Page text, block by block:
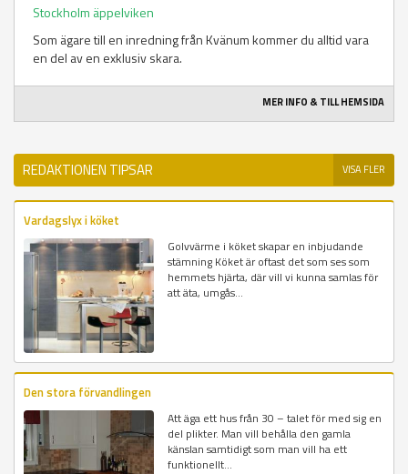
Stockholm äppelviken
Som ägare till en inredning från Kvänum kommer du alltid vara
en del av en exklusiv skara.
MER INFO & TILL HEMSIDA
REDAKTIONEN TIPSAR VISA FLER
Vardagslyx i köket
Golvvärme i köket skapar en inbjudande
stämning Köket är oftast det som ses som
hemmets hjärta, där vill vi kunna samlas för
att äta, umgås...
Den stora förvandlingen
Att äga ett hus från 30 – talet för med sig en
del plikter. Man vill behålla den gamla
känslan samtidigt som man vill ha ett
funktionellt...